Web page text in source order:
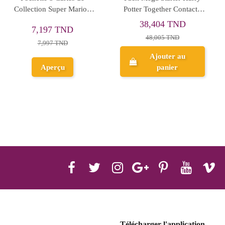
Dresseur d'Elite : Stars
254,317 TND
317,897 TND
Aperçu
One Piece : Kingdom Of
Intrigue Booster OP-04
60,026 TND
Ajouter au
panier